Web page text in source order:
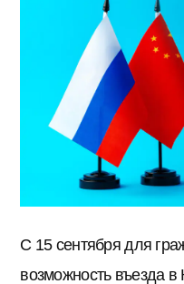
С 15 сентября для
возможность въезда в